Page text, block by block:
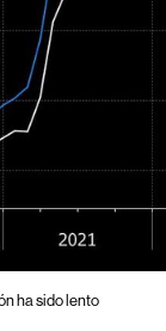
ha sido lento